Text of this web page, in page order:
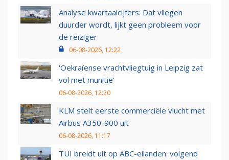
Analyse kwartaalcijfers: Dat vliegen
duurder wordt, lijkt geen probleem voor
de reiziger
06-08-2026, 12:22
'Oekraïense vrachtvliegtuig in Leipzig zat
vol met munitie'
06-08-2026, 12:20
KLM stelt eerste commerciële vlucht met
Airbus A350-900 uit
06-08-2026, 11:17
TUI breidt uit op ABC-eilanden: volgend